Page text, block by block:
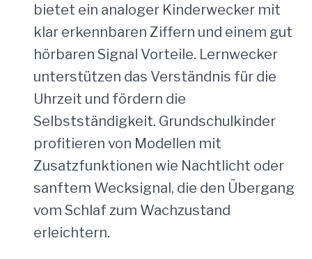
bietet ein analoger Kinderwecker mit
klar erkennbaren Ziffern und einem gut
hörbaren Signal Vorteile. Lernwecker
unterstützen das Verständnis für die
Uhrzeit und fördern die
Selbstständigkeit. Grundschulkinder
profitieren von Modellen mit
Zusatzfunktionen wie Nachtlicht oder
sanftem Wecksignal, die den Übergang
vom Schlaf zum Wachzustand
erleichtern.